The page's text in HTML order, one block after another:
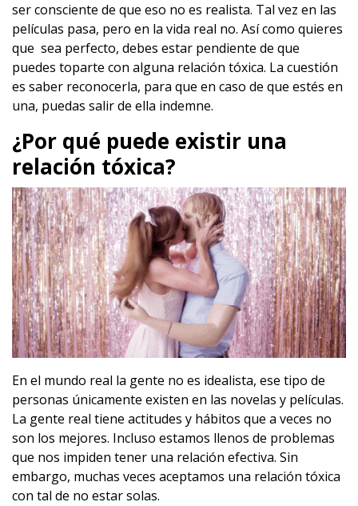
ser consciente de que eso no es realista. Tal vez en las
películas pasa, pero en la vida real no. Así como quieres
que sea perfecto, debes estar pendiente de que
puedes toparte con alguna relación tóxica. La cuestión
es saber reconocerla, para que en caso de que estés en
una, puedas salir de ella indemne.
¿Por qué puede existir una
relación tóxica?
En el mundo real la gente no es idealista, ese tipo de
personas únicamente existen en las novelas y películas.
La gente real tiene actitudes y hábitos que a veces no
son los mejores. Incluso estamos llenos de problemas
que nos impiden tener una relación efectiva. Sin
embargo, muchas veces aceptamos una relación tóxica
con tal de no estar solas.